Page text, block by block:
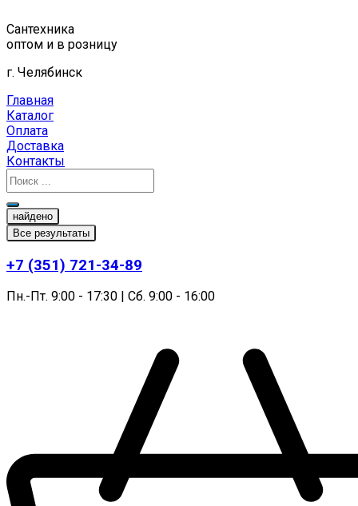
к
содержимому
Сантехника
оптом и в розницу
г. Челябинск
Главная
Каталог
Оплата
Доставка
Контакты
найдено
Все результаты
+7 (351) 721-34-89
Пн.-Пт. 9:00 - 17:30 | Сб. 9:00 - 16:00